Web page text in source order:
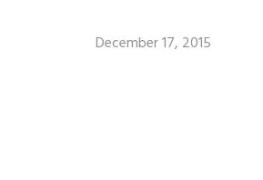
December 17, 2015